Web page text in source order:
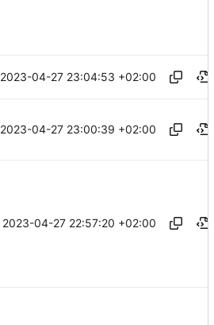
2023-04-27 23:04:53 +02:00
2023-04-27 23:00:39 +02:00
2023-04-27 22:57:20 +02:00